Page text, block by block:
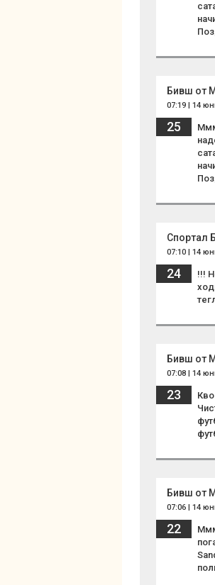
Бивш от
07:19 | 14
25
Спортал
07:10 | 14
24
!!!
Бивш от
07:08 | 14
23
Бивш от
07:06 | 14
22